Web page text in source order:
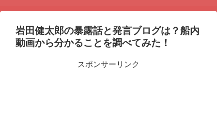
岩田健太郎の暴露話と発言ブログは？船内
動画から分かることを調べてみた！
スポンサーリンク